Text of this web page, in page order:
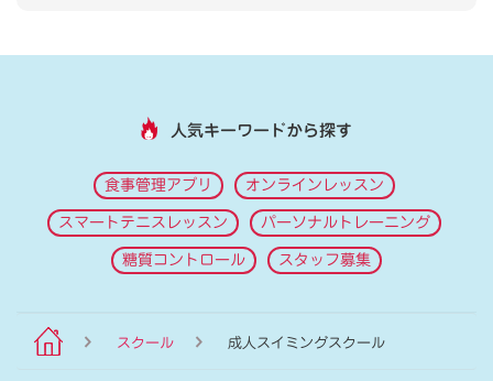
人気キーワードから探す
食事管理アプリ オンラインレッスン
スマートテニスレッスン パーソナルトレーニング
糖質コントロール スタッフ募集
スクール 成人スイミングスクール